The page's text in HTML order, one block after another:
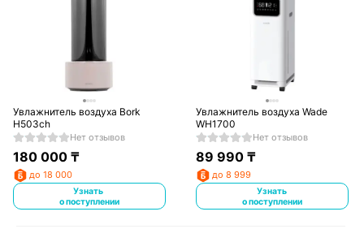
Увлажнитель воздуха Bork
H503ch
Нет отзывов
180 000₸
до 18 000
Узнать
о поступлении
Увлажнитель воздуха Wade
WH1700
Нет отзывов
89 990 ₸
до 8 999
Узнать
о поступлении